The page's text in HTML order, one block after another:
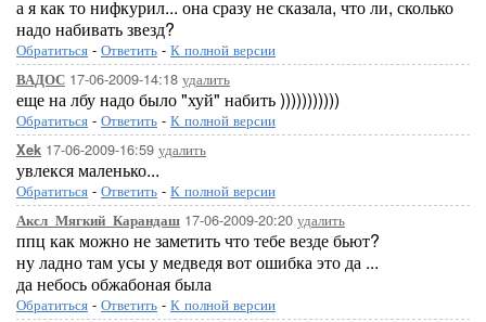
а я как то нифкурил... она сразу не сказала, что ли, сколько
надо набивать звезд?
Обратиться - Ответить - К полной версии
ВАДОС 17-06-2009-14:18 удалить
еще на лбу надо было "хуй" набить )))))))))))
Обратиться - Ответить - К полной версии
Xek 17-06-2009-16:59 удалить
увлекся маленько...
Обратиться - Ответить - К полной версии
Аксл_Мягкий_Карандаш 17-06-2009-20:20 удалить
ппц как можно не заметить что тебе везде бьют?
ну ладно там усы у медведя вот ошибка это да ...
да небось обжабоная была
Обратиться - Ответить - К полной версии